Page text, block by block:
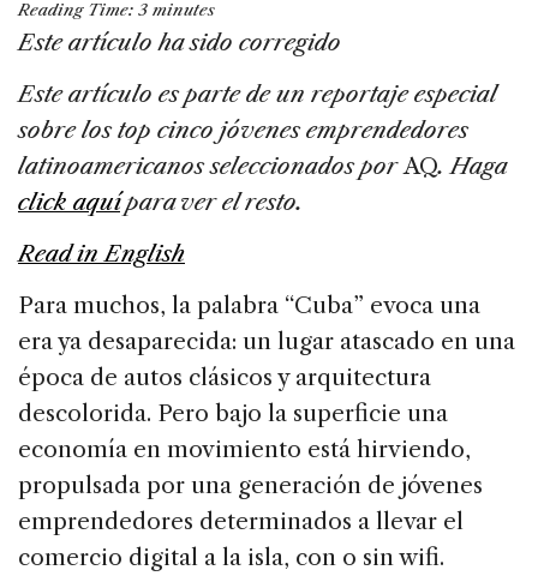
c
b
o
o
k
dI
n
re
d
s
Reading Time: 3 minutes
Este artículo ha sido corregido
Este artículo es parte de un reportaje especial
sobre los top cinco jóvenes emprendedores
latinoamericanos seleccionados porAQ.Haga
click aquípara ver el resto.
Read in English
Para muchos, la palabra “Cuba” evoca una
era ya desaparecida: un lugar atascado en una
época de autos clásicos y arquitectura
descolorida. Pero bajo la superficie una
economía en movimiento está hirviendo,
propulsada por una generación de jóvenes
emprendedores determinados a llevar el
comercio digital a la isla, con o sin wifi.